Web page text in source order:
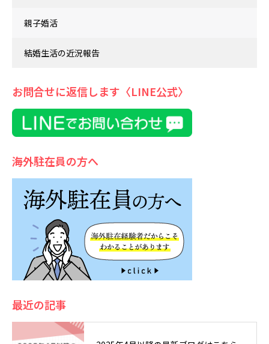
親子婚活
結婚生活の近況報告
お問合せに返信します〈LINE公式〉
海外駐在員の方へ
最近の記事